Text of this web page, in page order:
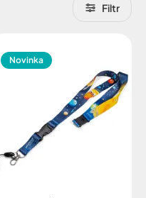
Filtr
Novinka